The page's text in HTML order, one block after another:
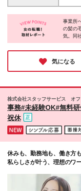
越、
24万
住支
当:1
移住
す。
良、
6:青
本、大分
し ★基本的に直行直帰です。 ★希望によって配属を
決定致します。 ★上
に沖
グスタッフ
勤務地
事業所
の髪の
気。同
リータ
人ひと
給・昇
未経験
気になる
株式会社スタッフサービス オ
事務#未経験OK#無料
祝休
休みも、勤務地も、働き方
私らしさが叶う、理想のワ